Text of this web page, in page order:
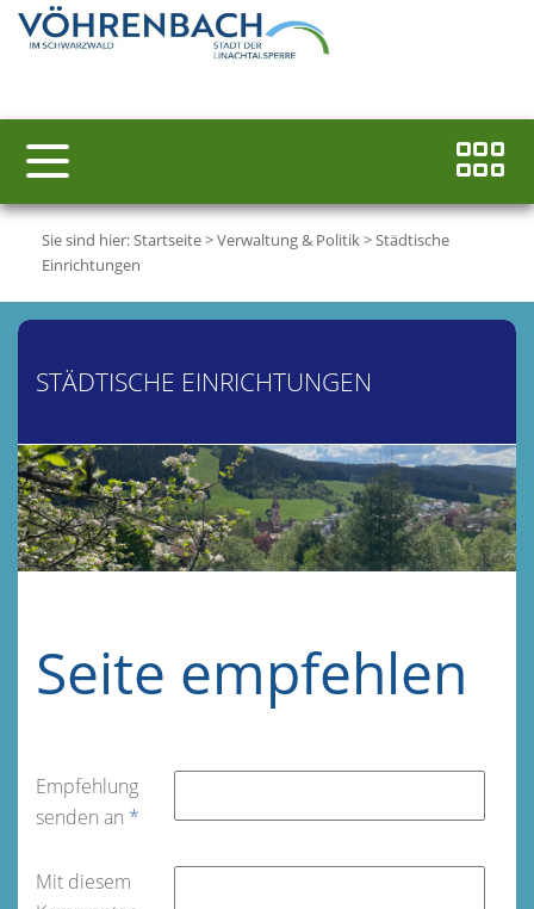
Sie sind hier:Startseite>Verwaltung & Politik>Städtische
Einrichtungen
STÄDTISCHE EINRICHTUNGEN
Seite empfehlen
Empfehlung
senden an *
Mit diesem